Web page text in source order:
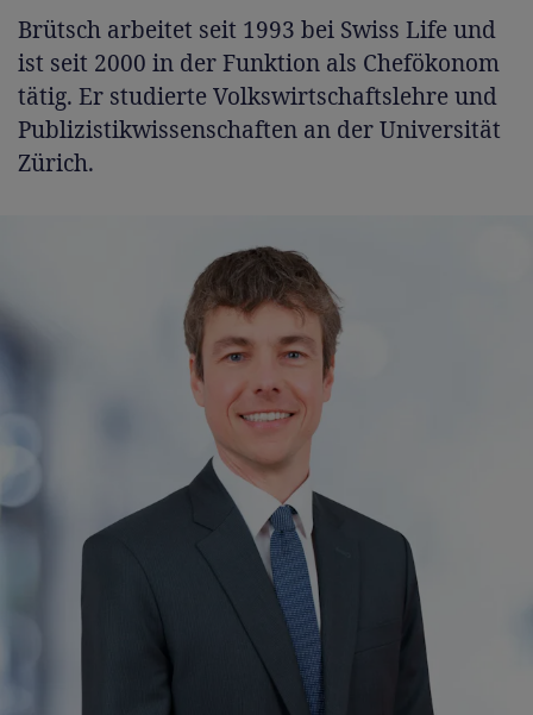
Brütsch arbeitet seit 1993 bei Swiss Life und
ist seit 2000 in der Funktion als Chefökonom
tätig. Er studierte Volkswirtschaftslehre und
Publizistikwissenschaften an der Universität
Zürich.